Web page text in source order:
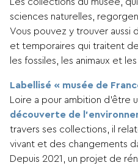
Les collections du musée,
sciences naturelles,
Vous pouvez y trouver aussi
et temporaires qui traitent
les fossiles, les animaux et
Labellisé « musée de
Loire a pour ambition d’être
découverte de
travers ses collections, il
vivant et des changements
Depuis 2021, un projet de